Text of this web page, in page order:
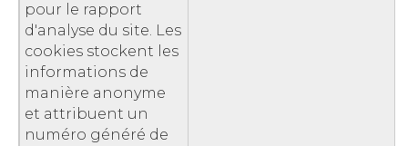
pour le rapport
d'analyse du site. Les
cookies stockent les
informations de
manière anonyme
et attribuent un
numéro généré de